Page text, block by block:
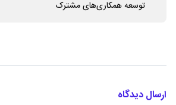
توسعه همکاری‌های مشترک
ارسال دیدگاه